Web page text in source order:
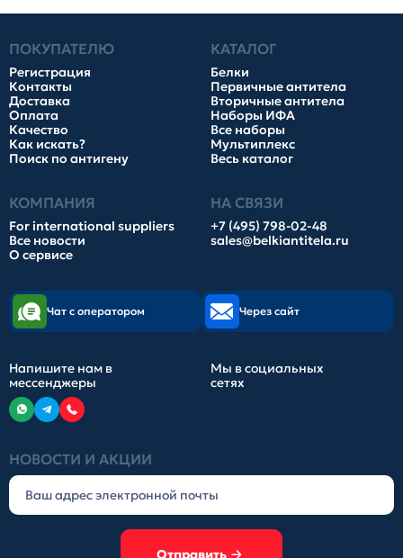
ПОКУПАТЕЛЮ
Регистрация
Контакты
Доставка
Оплата
Качество
Как искать?
Поиск по антигену
КАТАЛОГ
Белки
Первичные антитела
Вторичные антитела
Наборы ИФА
Все наборы
Мультиплекс
Весь каталог
КОМПАНИЯ
For international suppliers
Все новости
О сервисе
НА СВЯЗИ
+7 (495) 798-02-48
sales@belkiantitela.ru
НОВОСТИ И АКЦИИ
Отправить
Чат с оператором Через сайт
Напишите нам в
мессенджеры
Мы в социальных
сетях